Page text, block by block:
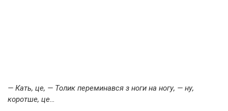
— Кать, це, — Толик переминався з ноги на ногу, — ну,
коротше, це…